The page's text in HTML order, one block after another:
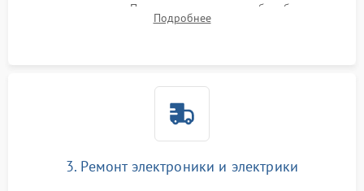
амортизаторов. Проверка подшипников барабана и
крестовины на износ, а манжеты люка на разрывы.
Подробнее
3. Ремонт электроники и электрики